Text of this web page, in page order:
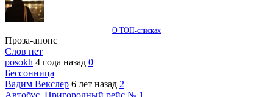
О ТОП-списках
Проза-анонс
Слов нет
posokh 4 года назад 0
Бессонница
Вадим Векслер 6 лет назад 2